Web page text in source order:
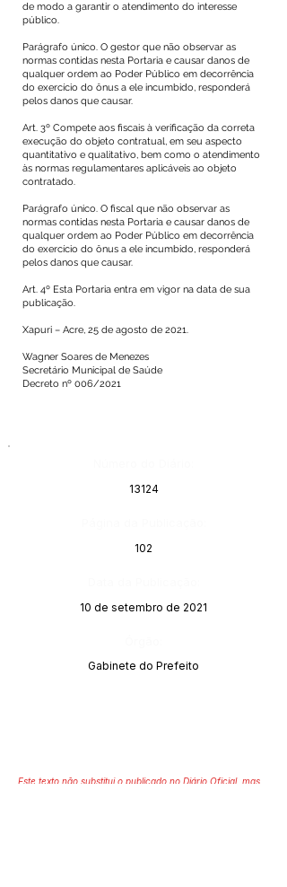
de modo a garantir o atendimento do interesse
público.
Parágrafo único. O gestor que não observar as
normas contidas nesta Portaria e causar danos de
qualquer ordem ao Poder Público em decorrência
do exercício do ônus a ele incumbido, responderá
pelos danos que causar.
Art. 3º Compete aos fiscais à verificação da correta
execução do objeto contratual, em seu aspecto
quantitativo e qualitativo, bem como o atendimento
às normas regulamentares aplicáveis ao objeto
contratado.
Parágrafo único. O fiscal que não observar as
normas contidas nesta Portaria e causar danos de
qualquer ordem ao Poder Público em decorrência
do exercício do ônus a ele incumbido, responderá
pelos danos que causar.
Art. 4º Esta Portaria entra em vigor na data de sua
publicação.
Xapuri – Acre, 25 de agosto de 2021.
Wagner Soares de Menezes
Secretário Municipal de Saúde
Decreto nº 006/2021
13124
102
10 de setembro de 2021
Gabinete do Prefeito
Este texto não substitui o publicado no Diário Oficial, mas